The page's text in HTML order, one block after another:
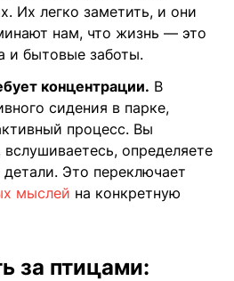
Их легко заметить, и они
нам, что жизнь — это
и бытовые заботы.
концентрации. В
сидения в парке,
процесс. Вы
вслушиваетесь, определяете
Это переключает
мыслей на конкретную
за птицами: